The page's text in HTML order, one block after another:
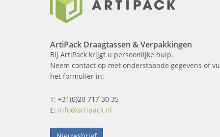
ArtiPack Draagtassen & Verpakkingen
Bij ArtiPack krijgt u persoonlijke hulp.
Neem contact op met onderstaande gegevens of
het formulier in:
T: +31(0)20 717 30 35
E: info@artipack.nl